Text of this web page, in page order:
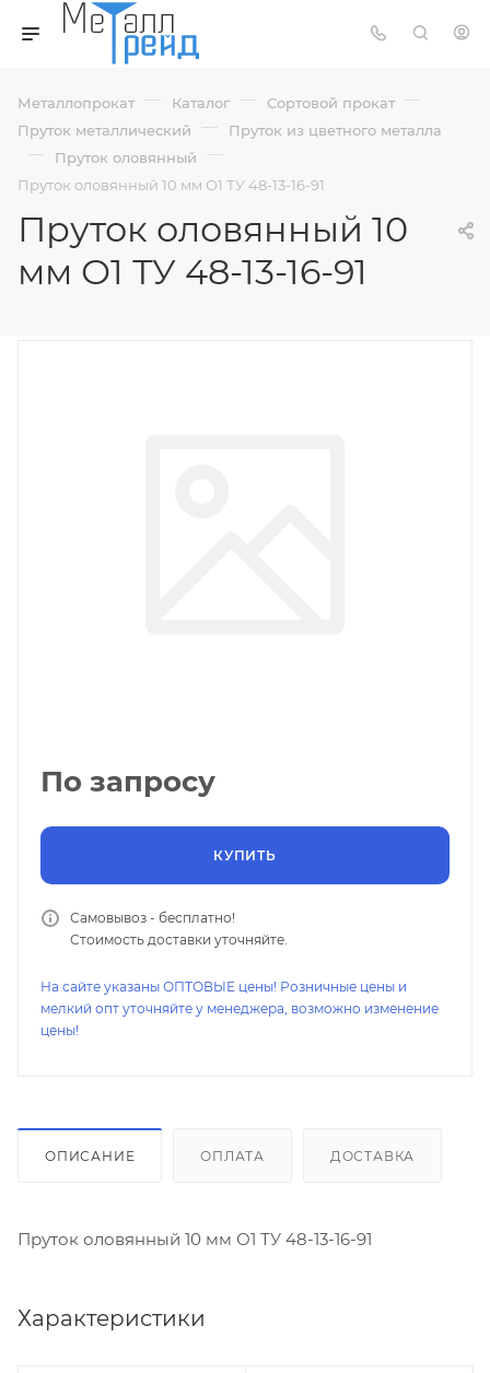
Металлопрокат — Каталог — Сортовой прокат —
Пруток металлический — Пруток из цветного металла
— Пруток оловянный —
Пруток оловянный 10 мм О1 ТУ 48-13-16-91
Пруток оловянный 10
мм О1 ТУ 48-13-16-91
По запросу
КУПИТЬ
Самовывоз - бесплатно!
Стоимость доставки уточняйте.
На сайте указаны ОПТОВЫЕ цены! Розничные цены и
мелкий опт уточняйте у менеджера, возможно изменение
цены!
ОПИСАНИЕ ОПЛАТА ДОСТАВКА
Пруток оловянный 10 мм О1 ТУ 48-13-16-91
Характеристики